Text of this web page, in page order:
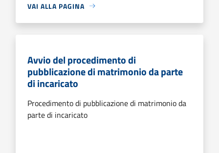
VAI ALLA PAGINA
Avvio del procedimento di
pubblicazione di matrimonio da parte
di incaricato
Procedimento di pubblicazione di matrimonio da
parte di incaricato